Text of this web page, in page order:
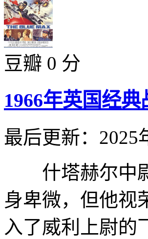
豆瓣 0 分
1966年英国经
最后更新：2025
什塔赫尔中尉
身卑微，但他视
入了威利上尉的